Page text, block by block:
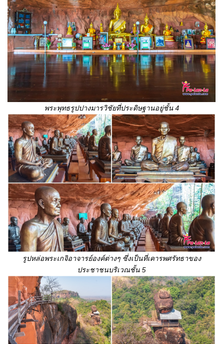
พระพุทธรูปปางมารวิชัยที่ประดิษฐานอยู่ชั้น 4
รูปหล่อพระเกจิอาจารย์องค์ต่างๆ ซึ่งเป็นที่เคารพศรัทธาของ
ประชาชนบริเวณชั้น 5